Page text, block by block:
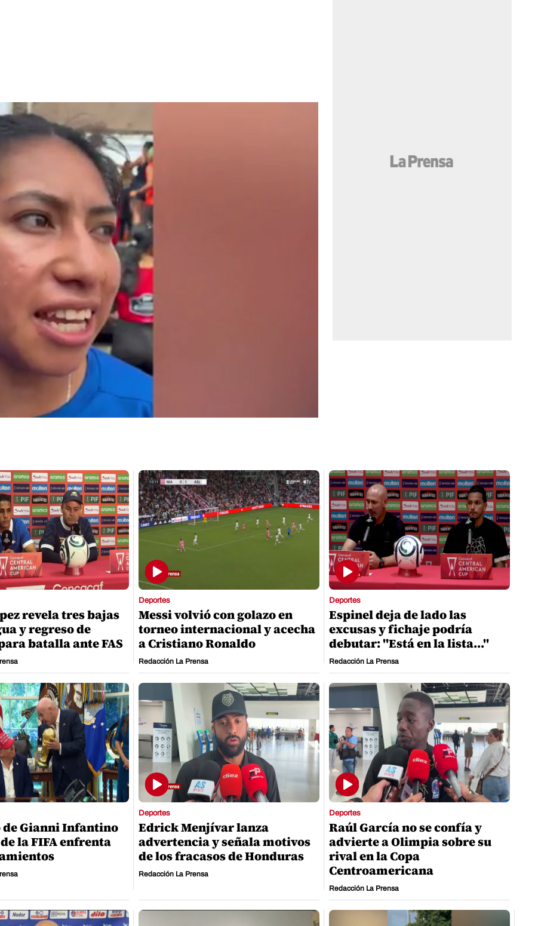
revela tres bajas
y regreso de
batalla ante FAS
Deportes
Messi volvió con golazo en
torneo internacional y acecha
a Cristiano Ronaldo
Redacción La Prensa
Deportes
Espinel deja de lado las
excusas y fichaje podría
debutar: "Está en la lista..."
Redacción La Prensa
Gianni Infantino
la FIFA enfrenta
Deportes
Edrick Menjívar lanza
advertencia y señala motivos
de los fracasos de Honduras
Redacción La Prensa
Deportes
Raúl García no se confía y
advierte a Olimpia sobre su
rival en la Copa
Centroamericana
Redacción La Prensa